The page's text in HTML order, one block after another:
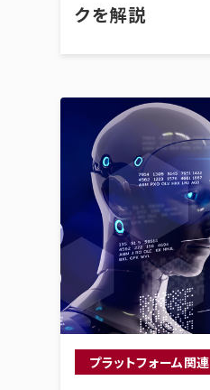
クを解説
プラットフォーム関連